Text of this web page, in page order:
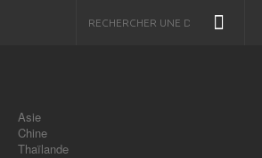
Asie
Chine
Thaïlande